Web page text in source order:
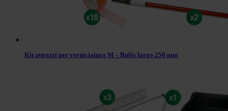
Kit attrezzi per verniciatura M – Rullo largo 250 mm